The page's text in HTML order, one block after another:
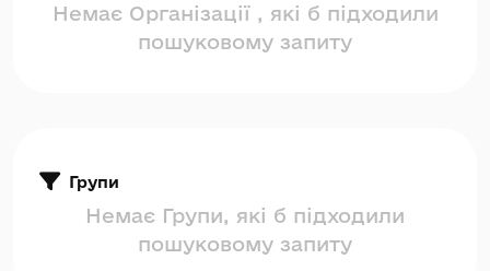
Немає Організації , які б підходили
пошуковому запиту
Групи
Немає Групи, які б підходили
пошуковому запиту